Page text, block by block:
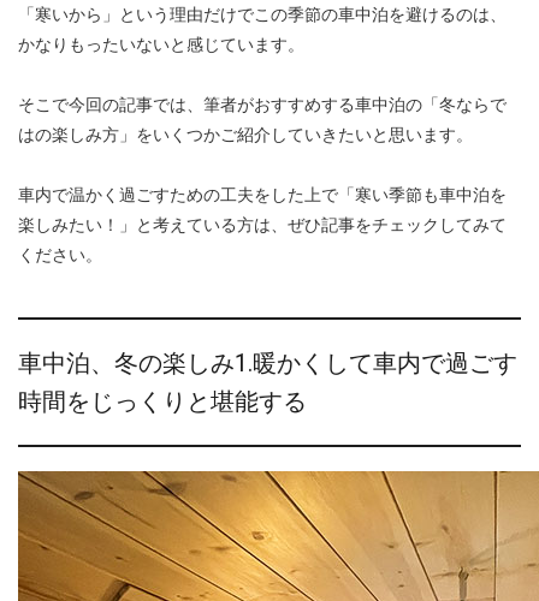
「寒いから」という理由だけでこの季節の車中泊を避けるのは、
かなりもったいないと感じています。
そこで今回の記事では、筆者がおすすめする車中泊の「冬ならで
はの楽しみ方」をいくつかご紹介していきたいと思います。
車内で温かく過ごすための工夫をした上で「寒い季節も車中泊を
楽しみたい！」と考えている方は、ぜひ記事をチェックしてみて
ください。
車中泊、冬の楽しみ1.暖かくして車内で過ごす
時間をじっくりと堪能する